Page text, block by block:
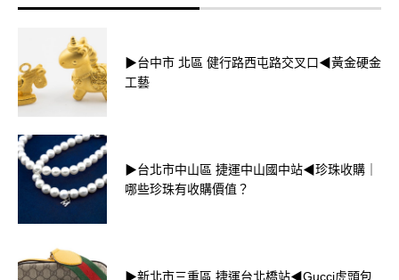
▶台中市 北區 健行路西屯路交叉口◀黃金硬金
工藝
▶台北市中山區 捷運中山國中站◀珍珠收購｜
哪些珍珠有收購價值？
▶新北市三重區 捷運台北橋站◀Gucci虎頭包